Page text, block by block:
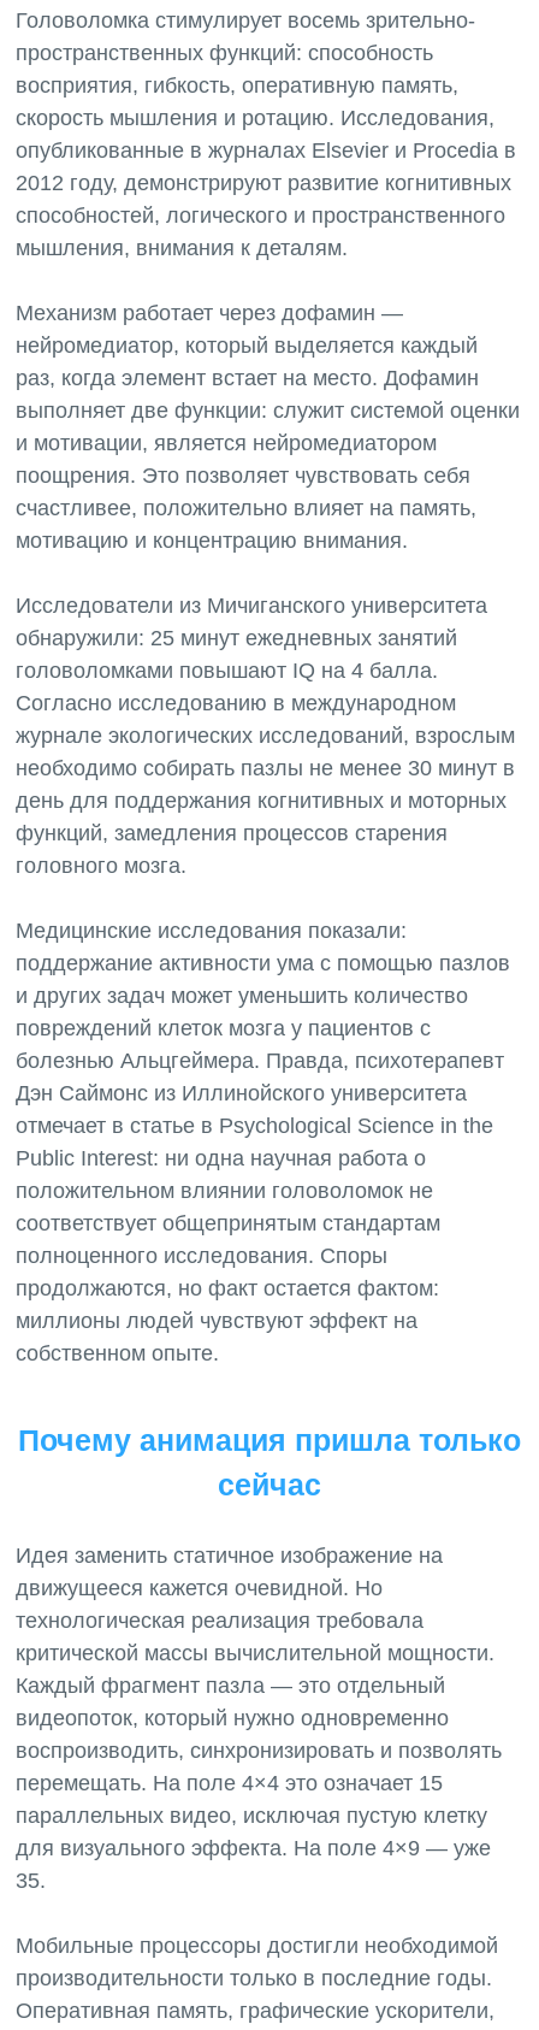
Головоломка стимулирует восемь зрительно-
пространственных функций: способность
восприятия, гибкость, оперативную память,
скорость мышления и ротацию. Исследования,
опубликованные в журналах Elsevier и Procedia в
2012 году, демонстрируют развитие когнитивных
способностей, логического и пространственного
мышления, внимания к деталям.
Механизм работает через дофамин —
нейромедиатор, который выделяется каждый
раз, когда элемент встает на место. Дофамин
выполняет две функции: служит системой оценки
и мотивации, является нейромедиатором
поощрения. Это позволяет чувствовать себя
счастливее, положительно влияет на память,
мотивацию и концентрацию внимания.
Исследователи из Мичиганского университета
обнаружили: 25 минут ежедневных занятий
головоломками повышают IQ на 4 балла.
Согласно исследованию в международном
журнале экологических исследований, взрослым
необходимо собирать пазлы не менее 30 минут в
день для поддержания когнитивных и моторных
функций, замедления процессов старения
головного мозга.
Медицинские исследования показали:
поддержание активности ума с помощью пазлов
и других задач может уменьшить количество
повреждений клеток мозга у пациентов с
болезнью Альцгеймера. Правда, психотерапевт
Дэн Саймонс из Иллинойского университета
отмечает в статье в Psychological Science in the
Public Interest: ни одна научная работа о
положительном влиянии головоломок не
соответствует общепринятым стандартам
полноценного исследования. Споры
продолжаются, но факт остается фактом:
миллионы людей чувствуют эффект на
Почему анимация пришла только
сейчас
Идея заменить статичное изображение на
движущееся кажется очевидной. Но
технологическая реализация требовала
критической массы вычислительной мощности.
Каждый фрагмент пазла — это отдельный
видеопоток, который нужно одновременно
воспроизводить, синхронизировать и позволять
перемещать. На поле 4×4 это означает 15
параллельных видео, исключая пустую клетку
для визуального эффекта. На поле 4×9 — уже
35.
Мобильные процессоры достигли необходимой
производительности только в последние годы.
Оперативная память, графические ускорители,